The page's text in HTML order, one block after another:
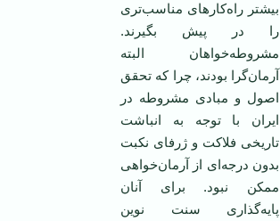
بیشتر راه‌کار‌های مناسب‌تری
را در پیش بگیرند.
مشروطه‌خواهان البته
آرمان‌گرا بودند، چرا که تحقق
اصول و مبادی مشروطه در
ایران با توجه به انباشت
تاریخی فلاکت و ژرفای نکبت
بدون درجه‌ای از آرمان‌خواهی
ممکن نبود. برای آنان
پایه‌گذاری سنت نوین